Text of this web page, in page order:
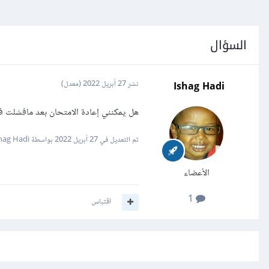
السؤال
Ishag Hadi
الأعضاء
نشر27 أبريل 2022 (معدل)
هل يمكنني إعادة الامتحان بعد مافشلت
تم التعديل في27 أبريل 2022 بواسطة Ishag Hadi
اقتباس